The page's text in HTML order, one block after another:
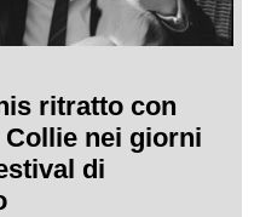
ritratto con
Collie nei giorni
di